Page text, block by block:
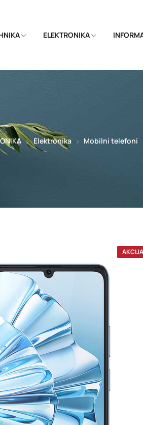
ELEKTRONIKA
Elektronika Mobilni telefoni